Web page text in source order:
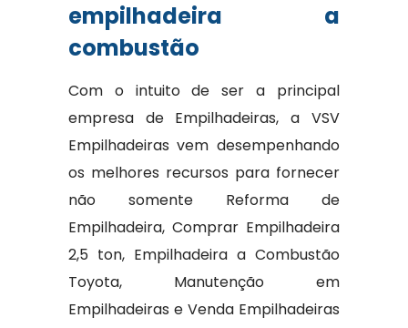
empilhadeira a
combustão
Com o intuito de ser a principal
empresa de Empilhadeiras, a VSV
Empilhadeiras vem desempenhando
os melhores recursos para fornecer
não somente Reforma de
Empilhadeira, Comprar Empilhadeira
2,5 ton, Empilhadeira a Combustão
Toyota, Manutenção em
Empilhadeiras e Venda Empilhadeiras